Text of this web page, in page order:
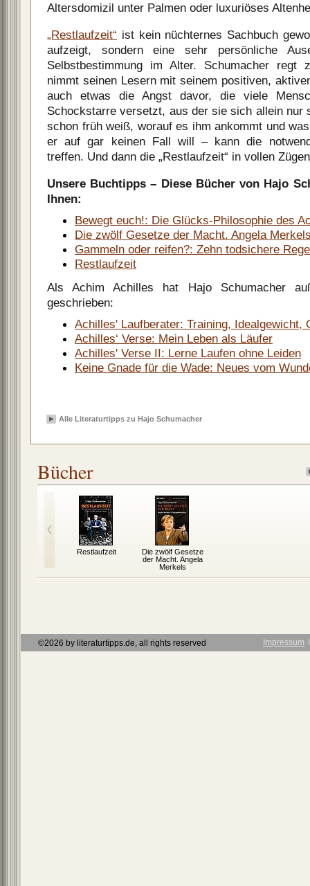
Altersdomizil unter Palmen oder luxuriöses
„Restlaufzeit“ ist kein nüchternes Sachbuch
aufzeigt, sondern eine sehr persönliche
Selbstbestimmung im Alter. Schumacher regt
nimmt seinen Lesern mit seinem positiven,
auch etwas die Angst davor, die viele
Schockstarre versetzt, aus der sie sich allein nur
schon früh weiß, worauf es ihm ankommt und
er auf gar keinen Fall will – kann die
treffen. Und dann die „Restlaufzeit“ in vollen
Unsere Buchtipps – Diese Bücher von Hajo
Ihnen:
Bewegt euch!: Die Glücks-Philosophie des
Die zwölf Gesetze der Macht. Angela
Gammeln oder reifen?: Zehn todsichere
Restlaufzeit
Als Achim Achilles hat Hajo Schumacher
geschrieben:
Achilles' Laufberater: Training, Idealgewicht,
Achilles‘ Verse: Mein Leben als Läufer
Achilles' Verse II: Lerne Laufen ohne Leiden
Keine Gnade für die Wade: Neues vom
Alle Literaturtipps zu Hajo Schumacher
Bücher
Restlaufzeit
Die zwölf Gesetze
der Macht. Angela
Merkels
©2026 by literaturtipps.de, all rights reserved Impressum